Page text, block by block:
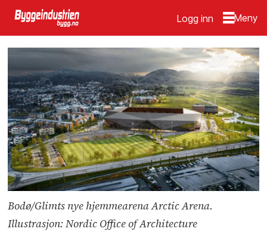
Logg inn
Bodø/Glimts nye hjemmearena Arctic Arena.
Illustrasjon: Nordic Office of Architecture